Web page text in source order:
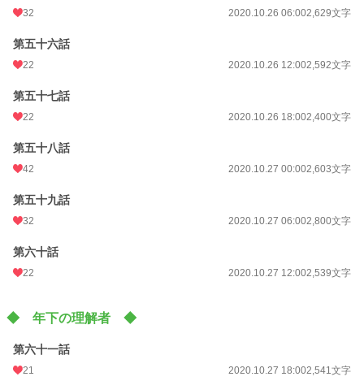
32 2020.10.26 06:002,629文字
第五十六話
22 2020.10.26 12:002,592文字
第五十七話
22 2020.10.26 18:002,400文字
第五十八話
42 2020.10.27 00:002,603文字
第五十九話
32 2020.10.27 06:002,800文字
第六十話
22 2020.10.27 12:002,539文字
◆ 年下の理解者 ◆
第六十一話
21 2020.10.27 18:002,541文字